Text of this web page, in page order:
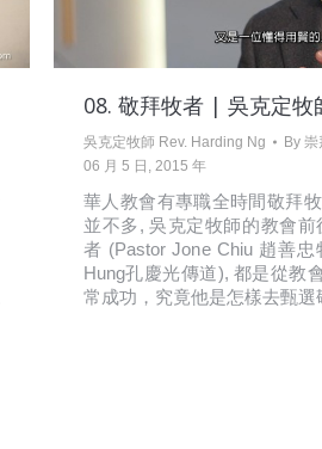
08. 敬拜牧者 | 吳克定牧
吳克定牧師 Rev. Harding Ng By 崇
06 月 5 日, 2015 年
華人教會有專職全時間敬拜
並不多, 吳克定牧師的教會
者 (Pastor Jone Chiu 趙善
Hung孔慶光傳道), 都是從教
常成功，究竟他是怎樣去甄選